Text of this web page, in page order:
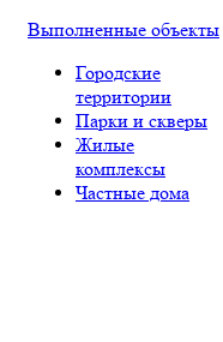
Выполненные объекты
Городские
территории
Парки и скверы
Жилые
комплексы
Частные дома